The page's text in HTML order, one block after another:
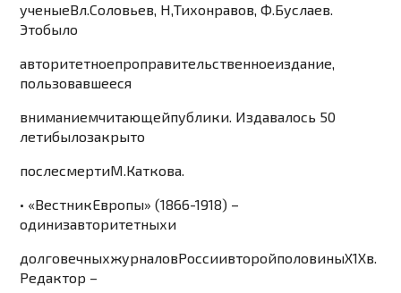
ученыеВл.Соловьев, Н,Тихонравов,Ф.Буслаев.
Этобыло
авторитетноепроправительственноеиздание,
пользовавшееся
вниманиемчитающейпублики. Издавалось 50
летибылозакрыто
послесмертиМ.Каткова.
• «ВестникЕвропы» (1866-1918) –
одинизавторитетныхи
долговечныхжурналовРоссиивторойполовиныХ1Хв.
Редактор –